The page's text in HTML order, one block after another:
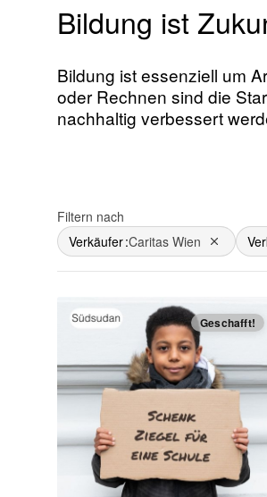
Bildung ist
Bildung ist essenziell um
oder Rechnen sind die
nachhaltig verbessert
Filtern nach
Verkäufer Caritas Wien Dies
Geschafft!